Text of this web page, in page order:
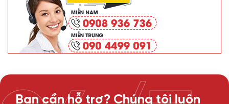
Bạn cần hỗ trợ? Chúng tôi luôn